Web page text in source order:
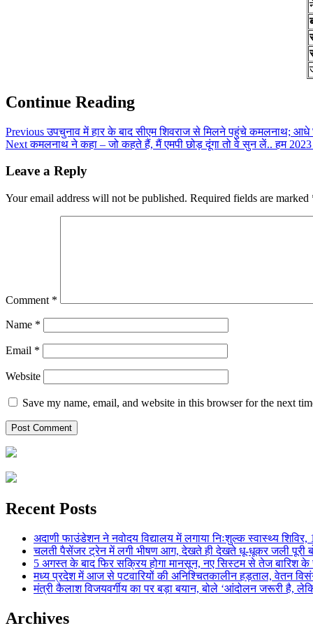
Continue Reading
Previousउपचुनाव में हार के बाद सीएम शिवराज से मिलने पहुंचे कमलनाथ;
Nextकमलनाथ ने कहा – जो कहते हैं, मैं एमपी छोड़ दूंगा तो वे सुन लें.. हम
Leave a Reply
Your email address will not be published. Required fields are marked
Comment *
Name *
Email *
Website
Save my name, email, and website in this browser for the next
Recent Posts
अदाणी फाउंडेशन ने नवोदय विद्यालय में लगाया निःशुल्क स्वास्थ्य शिविर,
चलती पैसेंजर ट्रेन में लगी भीषण आग, देखते ही देखते धू-धूकर जली पूरी
5 अगस्त के बाद फिर सक्रिय होगा मानसून, नए सिस्टम से तेज बारिश
मध्य प्रदेश में आज से पटवारियों की अनिश्चितकालीन हड़ताल, वेतन
मंत्री कैलाश विजयवर्गीय का पर बड़ा बयान, बोले ‘आंदोलन जरूरी है,
Archives